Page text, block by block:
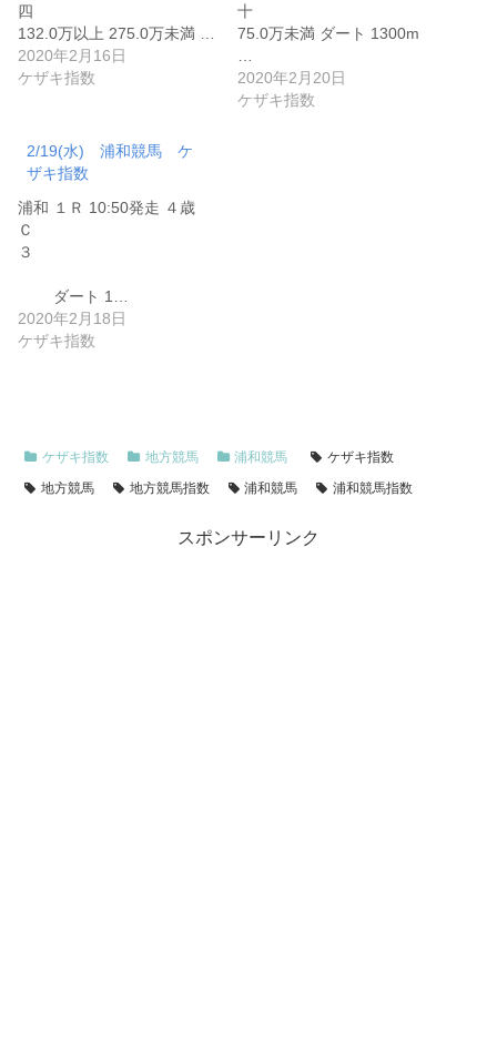
四
132.0万以上 275.0万未満 …
2020年2月16日
ケザキ指数
十
75.0万未満 ダート 1300m
2020年2月20日
ケザキ指数
2/19(水) 浦和競馬 ケ
ザキ指数
浦和 １Ｒ 10:50発走 ４歳
Ｃ
３
ダート 1…
2020年2月18日
ケザキ指数
ケザキ指数 地方競馬 浦和競馬
ケザキ指数
地方競馬
地方競馬指数 浦和競馬 浦和競馬指数
スポンサーリンク